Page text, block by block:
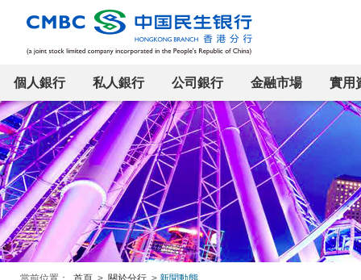
個人銀行 私人銀行 公司銀行 金融市場 實用